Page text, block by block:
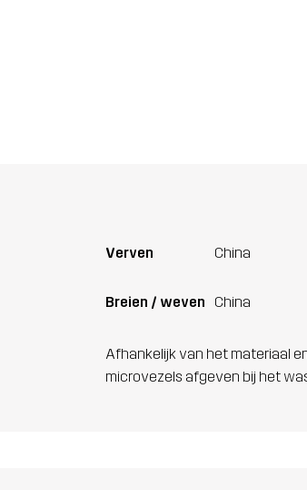
Verven China
Breien / weven China
Afhankelijk van het materiaal
microvezels afgeven bij het